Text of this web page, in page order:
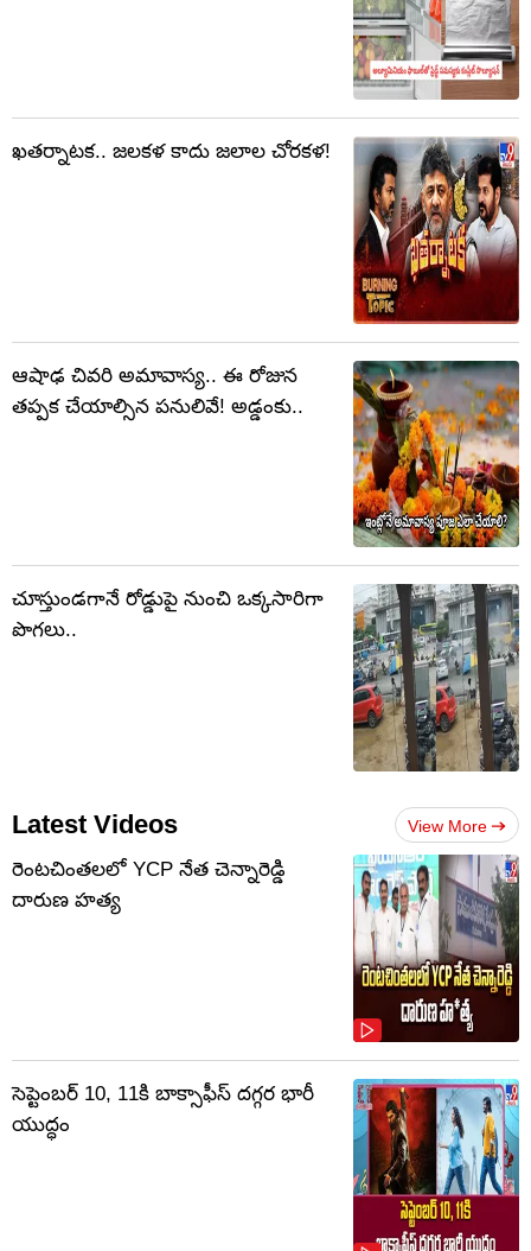
ఖతర్నాటక.. జలకళ కాదు జలాల చోరకళ!
ఆషాఢ చివరి అమావాస్య.. ఈ రోజున
తప్పక చేయాల్సిన పనులివే! అడ్డంకు..
చూస్తుండగానే రోడ్డుపై నుంచి ఒక్కసారిగా
పొగలు..
Latest Videos View More
రెంటచింతలలో YCP నేత చెన్నారెడ్డి
దారుణ హత్య
సెప్టెంబర్‌ 10, 11కి బాక్సాఫీస్ దగ్గర భారీ
యుద్ధం